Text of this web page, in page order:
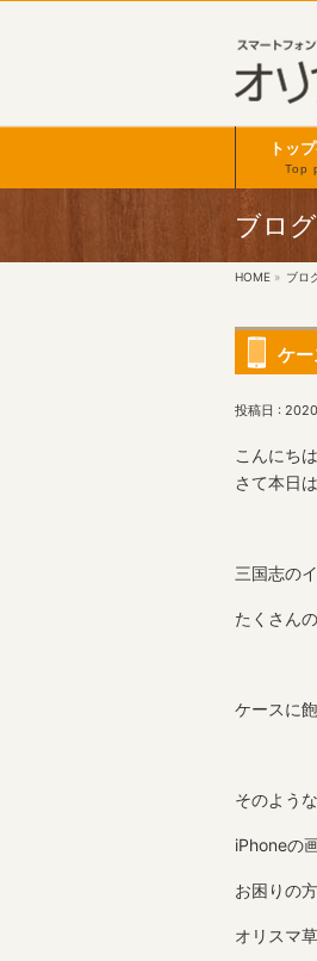
トッ
Top
ブログ
HOME » ブロ
ケー
投稿日 :
こんにち
さて本日
三国志の
たくさん
ケースに
そのよう
iPhoneの
お困りの
オリスマ